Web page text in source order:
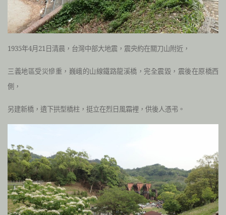
1935年4月21日清晨，台灣中部大地震，震央約在關刀山附近，
三義地區受災慘重，巍峨的山線鐵路龍溪橋，完全震毀，震後在原橋西
側，
另建新橋，遺下拱型橋柱，挺立在烈日風霜裡，供後人憑弔。